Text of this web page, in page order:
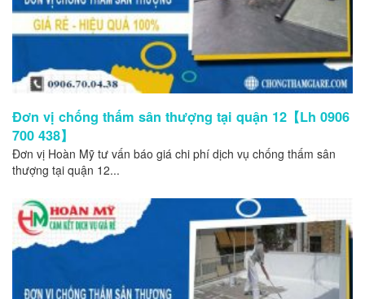
Đơn vị chống thấm sân thượng tại quận 12【Lh 0906
700 438】
Đơn vị Hoàn Mỹ tư vấn báo giá chi phí dịch vụ chống thấm sân
thượng tại quận 12...